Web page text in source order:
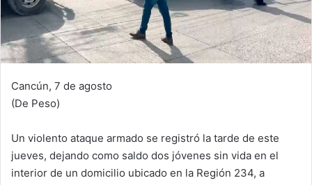
Cancún, 7 de agosto
(De Peso)
Un violento ataque armado se registró la tarde de este
jueves, dejando como saldo dos jóvenes sin vida en el
interior de un domicilio ubicado en la Región 234, a